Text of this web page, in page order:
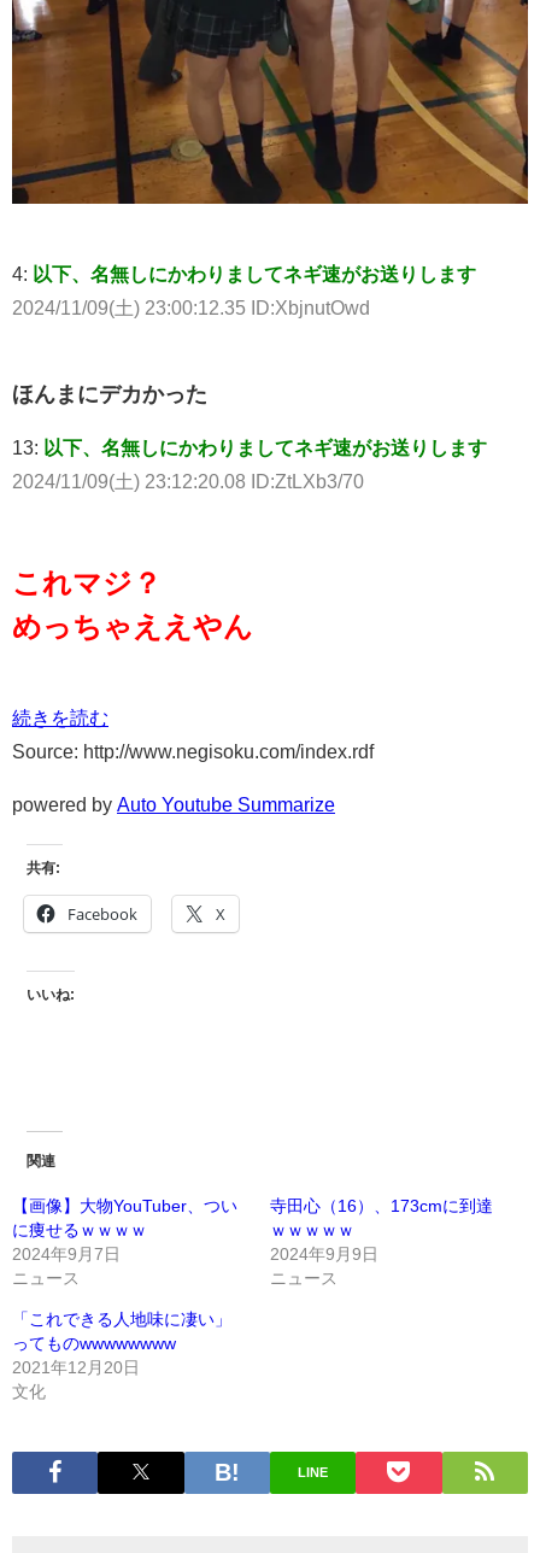
4: 以下、名無しにかわりましてネギ速がお送りします
2024/11/09(土) 23:00:12.35 ID:XbjnutOwd
ほんまにデカかった
13: 以下、名無しにかわりましてネギ速がお送りします
2024/11/09(土) 23:12:20.08 ID:ZtLXb3/70
これマジ？
めっちゃええやん
続きを読む
Source: http://www.negisoku.com/index.rdf
powered by Auto Youtube Summarize
共有:
Facebook X
いいね:
関連
【画像】大物YouTuber、つい
に痩せるｗｗｗｗ
2024年9月7日
ニュース
寺田心（16）、173cmに到達
ｗｗｗｗｗ
2024年9月9日
ニュース
「これできる人地味に凄い」
ってものwwwwwwww
2021年12月20日
文化
LINE